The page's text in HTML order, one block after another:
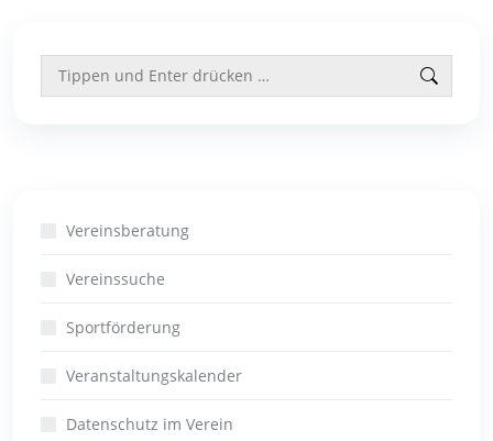
Search:
Vereinsberatung
Vereinssuche
Sportförderung
Veranstaltungskalender
Datenschutz im Verein